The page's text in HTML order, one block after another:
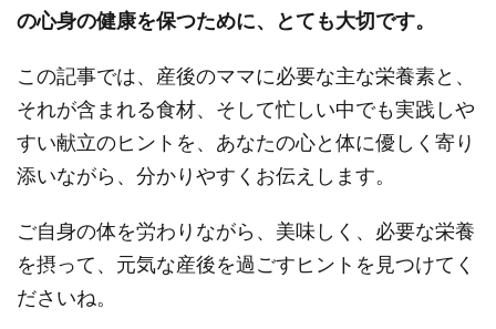
の心身の健康を保つために、とても大切です。
この記事では、産後のママに必要な主な栄養素と、
それが含まれる食材、そして忙しい中でも実践しや
すい献立のヒントを、あなたの心と体に優しく寄り
添いながら、分かりやすくお伝えします。
ご自身の体を労わりながら、美味しく、必要な栄養
を摂って、元気な産後を過ごすヒントを見つけてく
ださいね。